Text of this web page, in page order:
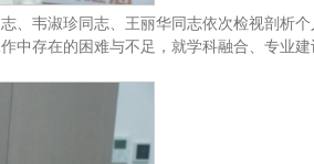
、韦淑珍同志、王丽华同志依次检视剖析个
中存在的困难与不足，就学科融合、专业